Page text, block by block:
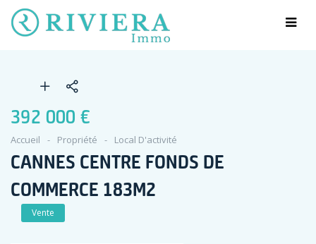
392 000 €
Accueil Propriété Local D'activité
CANNES CENTRE FONDS DE
COMMERCE 183M2
Vente